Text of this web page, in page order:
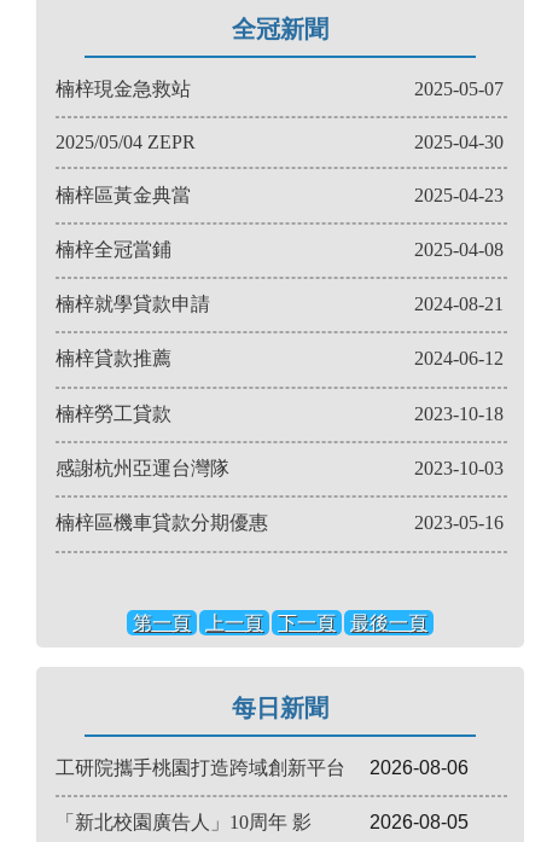
全冠新聞
楠梓現金急救站 2025-05-07
2025/05/04 ZEPR 2025-04-30
楠梓區黃金典當 2025-04-23
楠梓全冠當鋪 2025-04-08
楠梓就學貸款申請 2024-08-21
楠梓貸款推薦 2024-06-12
楠梓勞工貸款 2023-10-18
感謝杭州亞運台灣隊 2023-10-03
楠梓區機車貸款分期優惠 2023-05-16
第一頁 上一頁 下一頁 最後一頁
每日新聞
工研院攜手桃園打造跨域創新平台 2026-08-06
「新北校園廣告人」10周年 影 2026-08-05